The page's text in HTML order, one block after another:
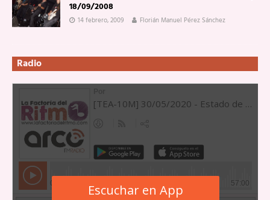
18/09/2008
14 febrero, 2009 Florián Manuel Pérez Sánchez
Radio